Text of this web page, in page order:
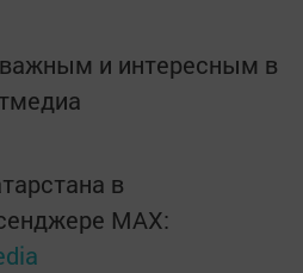
и интересным в
в
MАХ: